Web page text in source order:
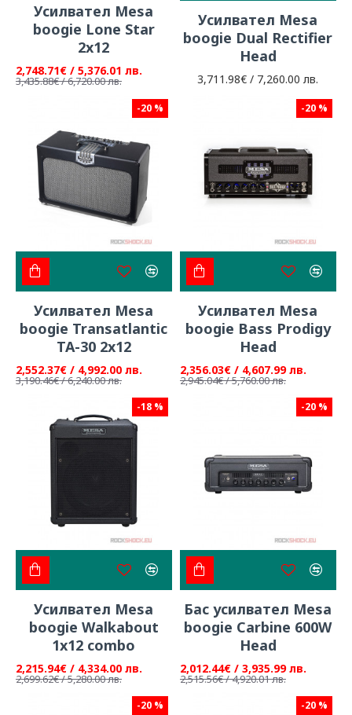
Усилвател Mesa
boogie Lone Star
2x12
2,748.71€ / 5,376.01 лв.
3,435.88€ / 6,720.00 лв.
Усилвател Mesa
boogie Dual Rectifier
Head
3,711.98€ / 7,260.00 лв.
-20 %
Усилвател Mesa
boogie Transatlantic
TA-30 2x12
2,552.37€ / 4,992.00 лв.
3,190.46€ / 6,240.00 лв.
-20 %
Усилвател Mesa
boogie Bass Prodigy
Head
2,356.03€ / 4,607.99 лв.
2,945.04€ / 5,760.00 лв.
-18 %
Усилвател Mesa
boogie Walkabout
1x12 combo
2,215.94€ / 4,334.00 лв.
2,699.62€ / 5,280.00 лв.
-20 %
Бас усилвател Mesa
boogie Carbine 600W
Head
2,012.44€ / 3,935.99 лв.
2,515.56€ / 4,920.01 лв.
-20 % -20 %